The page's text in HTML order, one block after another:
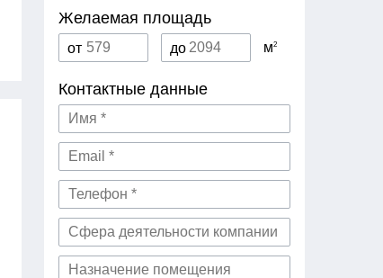
Желаемая площадь
от до м2
Контактные данные